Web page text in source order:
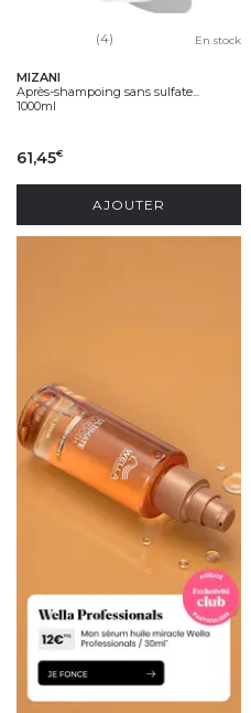
(4) En stock
MIZANI
Après-shampoing sans sulfate...
1000ml
61,45€
AJOUTER